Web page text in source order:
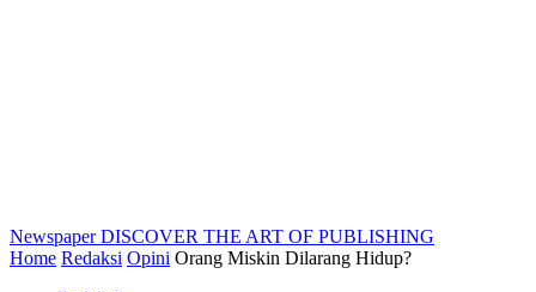
Newspaper DISCOVER THE ART OF PUBLISHING
Home Redaksi Opini Orang Miskin Dilarang Hidup?